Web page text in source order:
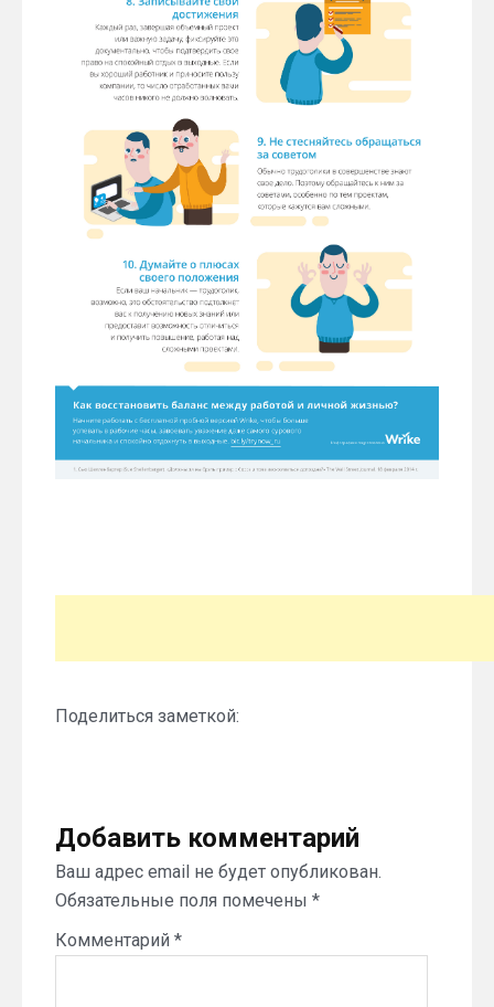
Поделиться заметкой:
Добавить комментарий
Ваш адрес email не будет опубликован.
Обязательные поля помечены *
Комментарий *